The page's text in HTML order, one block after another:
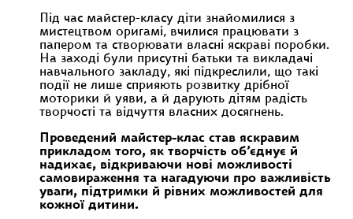
Під час майстер-класу діти знайомилися з
мистецтвом оригамі, вчилися працювати з
папером та створювати власні яскраві поробки.
На заході були присутні батьки та викладачі
навчального закладу, які підкреслили, що такі
події не лише сприяють розвитку дрібної
моторики й уяви, а й дарують дітям радість
творчості та відчуття власних досягнень.
Проведений майстер-клас став яскравим
прикладом того, як творчість об’єднує й
надихає, відкриваючи нові можливості
самовираження та нагадуючи про важливість
уваги, підтримки й рівних можливостей для
кожної дитини.